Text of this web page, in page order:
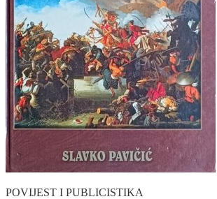
POVIJEST I PUBLICISTIKA